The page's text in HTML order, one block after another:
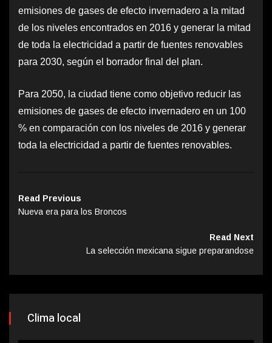
emisiones de gases de efecto invernadero a la mitad
de los niveles encontrados en 2016 y generar la mitad
de toda la electricidad a partir de fuentes renovables
para 2030, según el borrador final del plan.
Para 2050, la ciudad tiene como objetivo reducir las
emisiones de gases de efecto invernadero en un 100
% en comparación con los niveles de 2016 y generar
toda la electricidad a partir de fuentes renovables.
Read Previous
Nueva era para los Broncos
Read Next
La selección mexicana sigue preparandose
Clima local